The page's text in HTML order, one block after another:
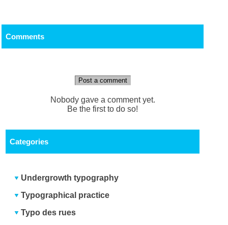
Comments
Post a comment
Nobody gave a comment yet.
Be the first to do so!
Categories
Undergrowth typography
Typographical practice
Typo des rues